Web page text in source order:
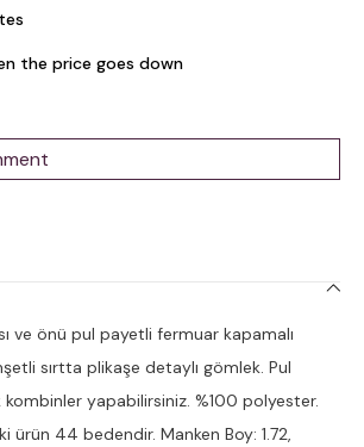
the price goes down
ve önü pul payetli fermuar kapamalı
sırtta plikaşe detaylı gömlek. Pul
kombinler yapabilirsiniz. %100 polyester.
ürün 44 bedendir. Manken Boy: 1.72,